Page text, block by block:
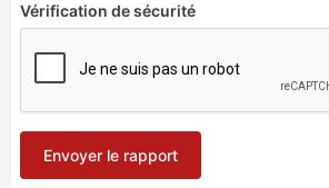
Vérification de sécurité
Envoyer le rapport